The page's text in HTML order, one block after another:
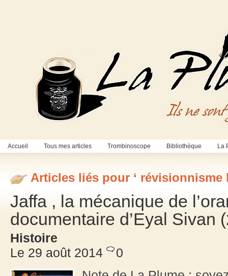
Accueil Tous mes articles Trombinoscope Bibliothèque La
Articles liés pour ‘ révisionnisme
Jaffa , la mécanique de
documentaire d’Eyal Sivan
Histoire
Le 29 août 2014
0